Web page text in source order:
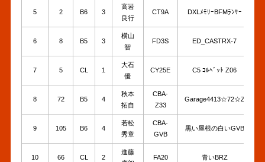
5 2 B6 3
高岩
良行
CT9A DXLﾒﾓﾘｰBFMﾗﾝｻｰ
6 8 B5 3
横山
智
FD3S ED_CASTRX-7
7 5 CL 1
大石
優
CY25E C5 ｺﾙﾍﾞｯﾄ Z06
8 72 B5 4
秋本
拓自
CBA-
Z33
Garage4413☆72☆Z
9 105 B6 4
若松
秀章
CBA-
GVB
黒い屋根の白いGVB
10 66 CL 2
進藤
FA20 青いBRZ